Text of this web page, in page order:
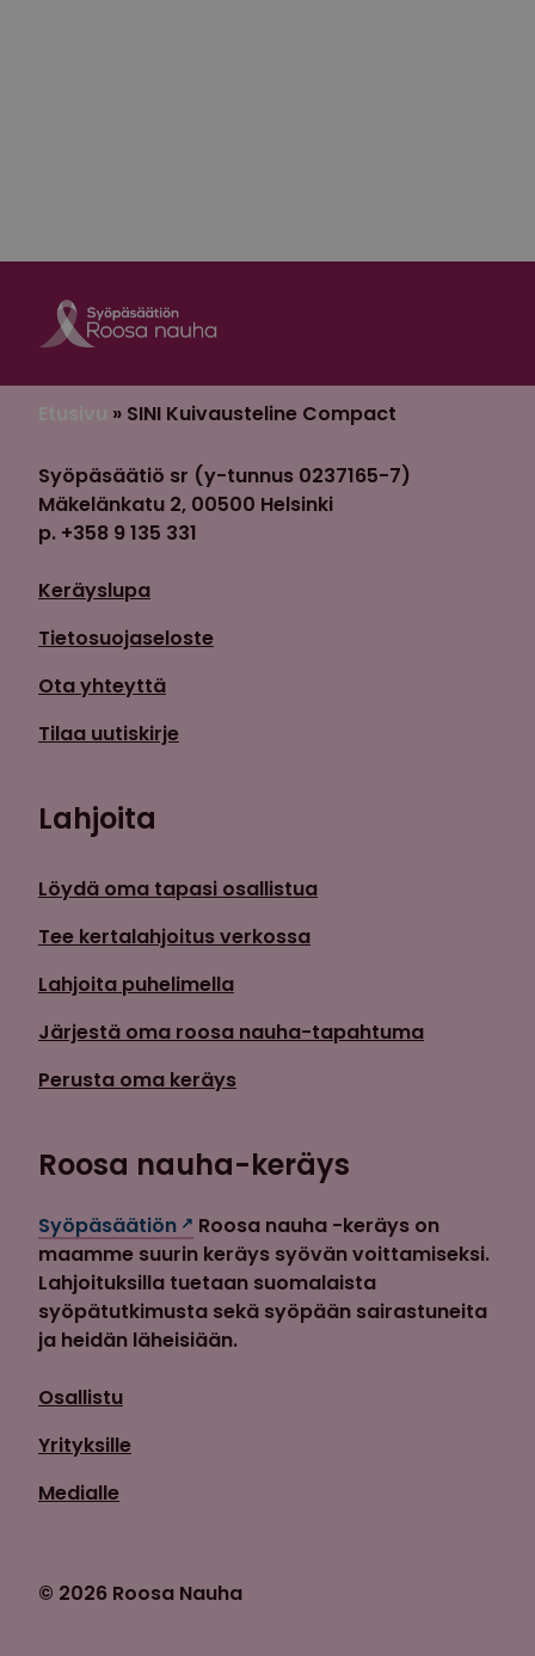
» SINI Kuivausteline Compact
Syöpäsäätiö sr (y-tunnus 0237165-7)
Mäkelänkatu 2, 00500 Helsinki
p. +358 9 135 331
Keräyslupa
Tietosuojaseloste
Ota yhteyttä
Tilaa uutiskirje
Lahjoita
Löydä oma tapasi osallistua
Tee kertalahjoitus verkossa
Lahjoita puhelimella
Järjestä oma roosa nauha-tapahtuma
Perusta oma keräys
Roosa nauha-keräys
Syöpäsäätiön
Roosa nauha -keräys on
maamme suurin keräys syövän voittamiseksi.
Lahjoituksilla tuetaan suomalaista
syöpätutkimusta sekä syöpään sairastuneita
ja heidän läheisiään.
Osallistu
Yrityksille
Medialle
© 2026 Roosa Nauha